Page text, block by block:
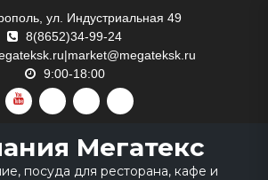
ул. Индустриальная 49
8(8652)34-99-24
9:00-18:00
YOUTUBEVKVIDEORUTUBEDZEN
Мегатекс
посуда для ресторана, кафе и